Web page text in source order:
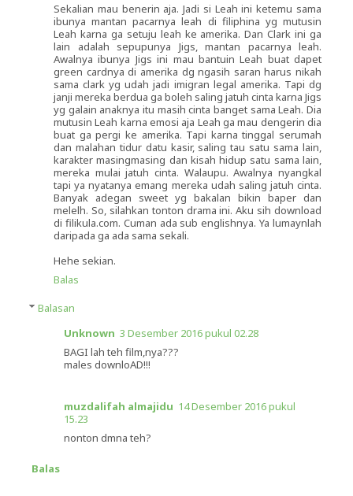
Sekalian mau benerin aja. Jadi si Leah ini ketemu sama
ibunya mantan pacarnya leah di filiphina yg mutusin
Leah karna ga setuju leah ke amerika. Dan Clark ini ga
lain adalah sepupunya Jigs, mantan pacarnya leah.
Awalnya ibunya Jigs ini mau bantuin Leah buat dapet
green cardnya di amerika dg ngasih saran harus nikah
sama clark yg udah jadi imigran legal amerika. Tapi dg
janji mereka berdua ga boleh saling jatuh cinta karna Jigs
yg galain anaknya itu masih cinta banget sama Leah. Dia
mutusin Leah karna emosi aja Leah ga mau dengerin dia
buat ga pergi ke amerika. Tapi karna tinggal serumah
dan malahan tidur datu kasir, saling tau satu sama lain,
karakter masingmasing dan kisah hidup satu sama lain,
mereka mulai jatuh cinta. Walaupu. Awalnya nyangkal
tapi ya nyatanya emang mereka udah saling jatuh cinta.
Banyak adegan sweet yg bakalan bikin baper dan
melelh. So, silahkan tonton drama ini. Aku sih download
di filikula.com. Cuman ada sub englishnya. Ya lumaynlah
daripada ga ada sama sekali.
Hehe sekian.
Balas
Balasan
Unknown 3 Desember 2016 pukul 02.28
BAGI lah teh film,nya???
males downloAD!!!
muzdalifah almajidu 14 Desember 2016 pukul
15.23
nonton dmna teh?
Balas